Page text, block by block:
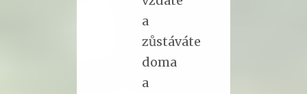
a
zůstáváte
doma
a